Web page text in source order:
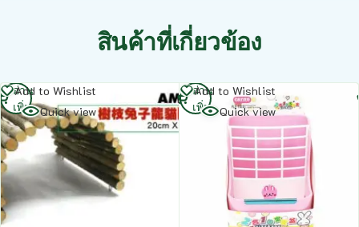
สินค้าที่เกี่ยวข้อง
Add to Wishlist
Quick view
อ่าน
เพิ่ม
Add to Wishlist
Quick view
อ่าน
เพิ่ม